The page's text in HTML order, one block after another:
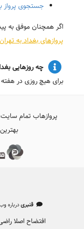
جستجوی پرواز
اگر همچنان موفق به
پروازهای بغداد به تهران
چه روزهایی
برای هیچ روزی در
پروازهاب تمام
قنبریدرباره
افتضاح اصلا راضی نبودم،۲ بار